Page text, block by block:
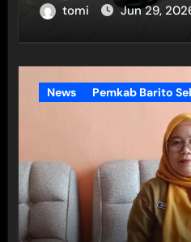
tomi Jun 29,
News Pemkab Barito